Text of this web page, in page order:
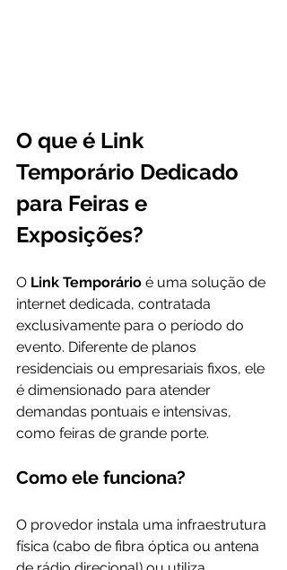
O que é Link
Temporário Dedicado
para Feiras e
Exposições?
O Link Temporário é uma solução de
internet dedicada, contratada
exclusivamente para o período do
evento. Diferente de planos
residenciais ou empresariais fixos, ele
é dimensionado para atender
demandas pontuais e intensivas,
como feiras de grande porte.
Como ele funciona?
O provedor instala uma infraestrutura
física (cabo de fibra óptica ou antena